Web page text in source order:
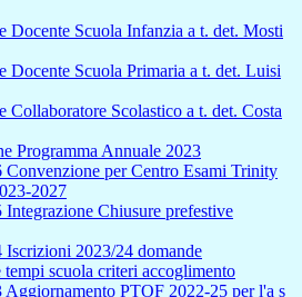
Docente Scuola Infanzia a t. det. Mosti
Docente Scuola Primaria a t. det. Luisi
Collaboratore Scolastico a t. det. Costa
Programma Annuale 2023
Convenzione per Centro Esami Trinity
2027
Integrazione Chiusure prefestive
Iscrizioni 2023/24 domande
tempi scuola criteri accoglimento
Aggiornamento PTOF 2022-25 per l'a s